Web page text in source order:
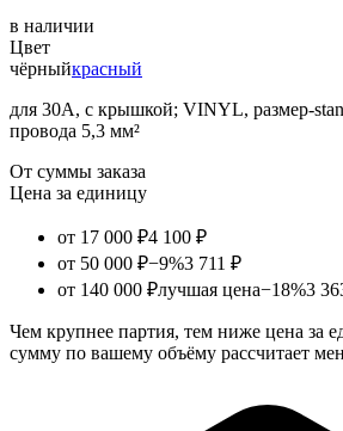
в наличии
Цвет
чёрныйкрасный
для 30А, с крышкой; VINYL, размер-
провода 5,3 мм²
От суммы заказа
Цена за единицу
от 17 000 ₽4 100 ₽
от 50 000 ₽−9%3 711 ₽
от 140 000 ₽лучшая цена−18%3
Чем крупнее партия, тем ниже цена за
сумму по вашему объёму рассчитает